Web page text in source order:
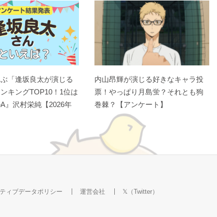
「逢坂良太が演じる
キングTOP10！1位は
A』沢村栄純【2026年
内山昂輝が演じる好きなキャラ投
票！やっぱり月島蛍？それとも狗
巻棘？【アンケート】
ィブデータポリシー 運営会社 𝕏（Twitter）